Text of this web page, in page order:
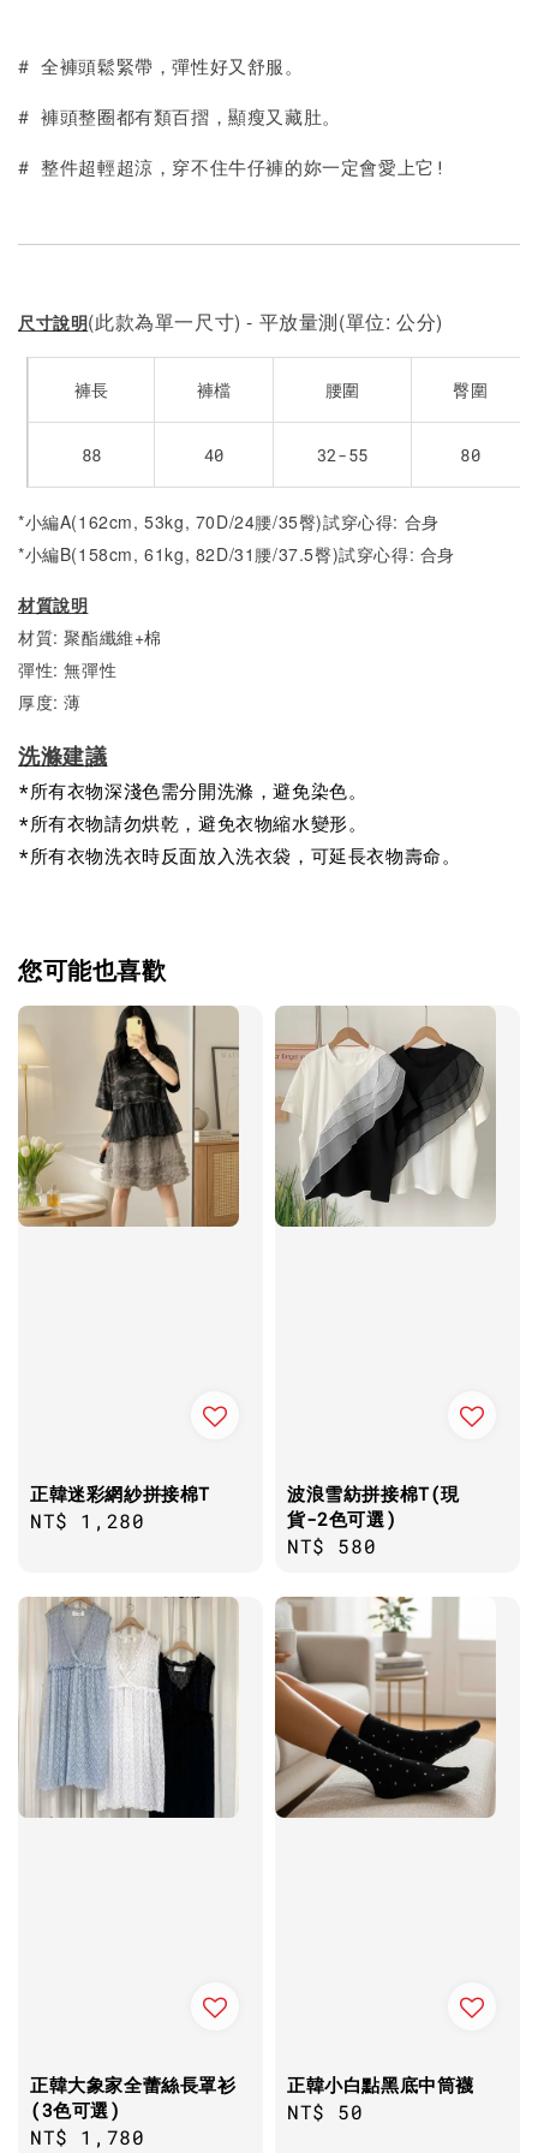
# 全褲頭鬆緊帶，彈性好又舒服。
# 褲頭整圈都有類百摺，顯瘦又藏肚。
# 整件超輕超涼，穿不住牛仔褲的妳一定會愛上它!
尺寸說明(此款為單一尺寸) - 平放量測(單位: 公分)
褲長 褲檔 腰圍 臀圍
88 40 32-55 80
*小編A(162cm, 53kg, 70D/24腰/35臀)試穿心得: 合身
*小編B(158cm, 61kg, 82D/31腰/37.5臀)試穿心得: 合身
材質說明
材質: 聚酯纖維+棉
彈性: 無彈性
厚度: 薄
洗滌建議
*所有衣物深淺色需分開洗滌，避免染色。
*所有衣物請勿烘乾，避免衣物縮水變形。
*所有衣物洗衣時反面放入洗衣袋，可延長衣物壽命。
您可能也喜歡
正韓迷彩網紗拼接棉T
Regular
NT$ 1,280
波浪雪紡拼接棉T(現
貨-2色可選)
Regular
NT$ 580
正韓大象家全蕾絲長罩衫
(3色可選)
Regular
NT$ 1,780
正韓小白點黑底中筒襪
Regular
NT$ 50